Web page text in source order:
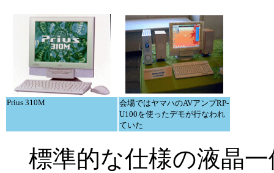
Prius 310M
会場ではヤマハのAVアンプRP-
U100を使ったデモが行なわれ
ていた
標準的な仕様の液晶一